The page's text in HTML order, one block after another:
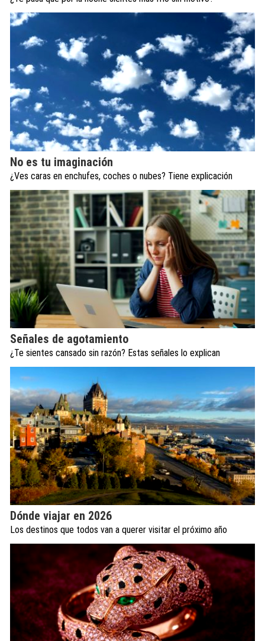
No es tu imaginación
¿Ves caras en enchufes, coches o nubes? Tiene explicación
Señales de agotamiento
¿Te sientes cansado sin razón? Estas señales lo explican
Dónde viajar en 2026
Los destinos que todos van a querer visitar el próximo año